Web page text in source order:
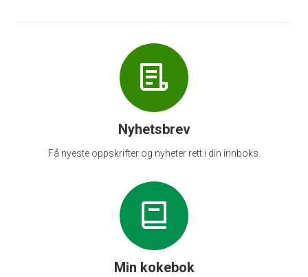
Nyhetsbrev
Få nyeste oppskrifter og nyheter rett i din innboks.
Min kokebok